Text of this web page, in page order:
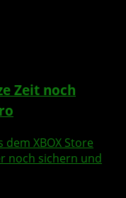
Zeit noch
XBOX Store
noch sichern und